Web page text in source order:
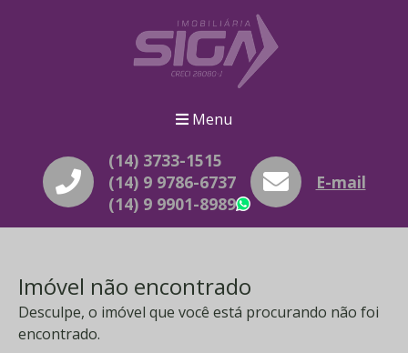
Menu
(14) 3733-1515
(14) 9 9786-6737
(14) 9 9901-8989
WhatsApp
E-mail
Imóvel não encontrado
Desculpe, o imóvel que você está procurando não foi
encontrado.